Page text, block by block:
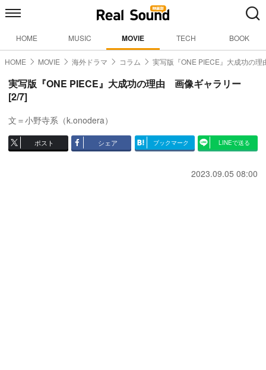
HOME MUSIC MOVIE TECH BOOK
HOME MOVIE 海外ドラマ コラム 実写版『ONE PIECE』大成功の理
実写版『ONE PIECE』大成功の理由 画像ギャラリー
[2/7]
文＝小野寺系（k.onodera）
ポスト シェア ブックマーク LINEで送る
2023.09.05 08:00